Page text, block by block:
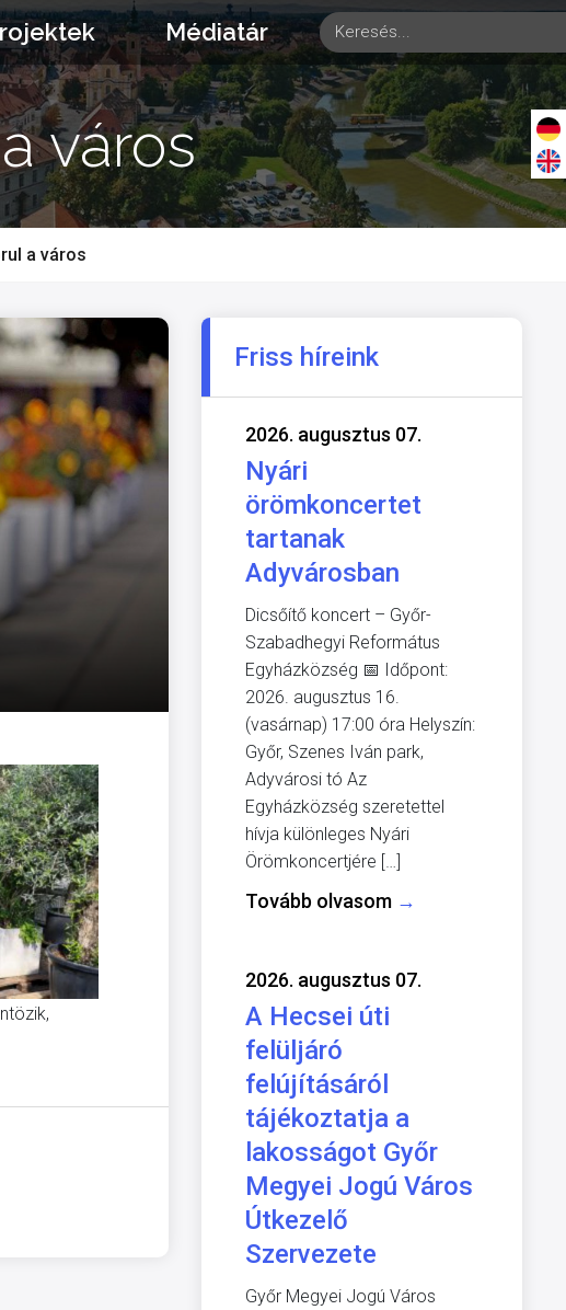
Médiatár
város
a város
Friss híreink
2026. augusztus 07.
Nyári
örömkoncertet
tartanak
Adyvárosban
Dicsőítő koncert – Győr-
Szabadhegyi Református
Egyházközség 📅 Időpont:
2026. augusztus 16.
(vasárnap) 17:00 óra Helyszín:
Győr, Szenes Iván park,
Adyvárosi tó Az
Egyházközség szeretettel
hívja különleges Nyári
Örömkoncertjére […]
Tovább olvasom →
2026. augusztus 07.
A Hecsei úti
felüljáró
felújításáról
tájékoztatja a
lakosságot Győr
Megyei Jogú Város
Útkezelő
Szervezete
Győr Megyei Jogú Város